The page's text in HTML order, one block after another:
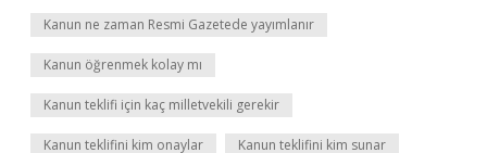
Kanun ne zaman Resmi Gazetede yayımlanır
Kanun öğrenmek kolay mı
Kanun teklifi için kaç milletvekili gerekir
Kanun teklifini kim onaylar Kanun teklifini kim sunar